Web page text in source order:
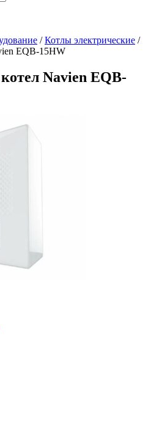
/Котлы электрические /
EQB-15HW
Navien EQB-